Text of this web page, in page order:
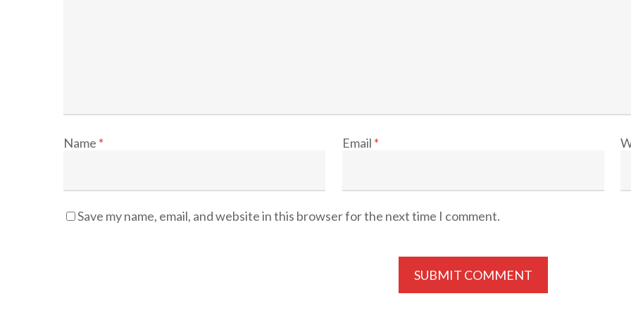
Name * Email *
Save my name, email, and website in this browser for the next time I comment.